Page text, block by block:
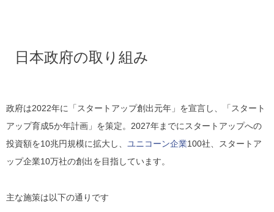
日本政府の取り組み
政府は2022年に「スタートアップ創出元年」を宣言し、「スタート
アップ育成5か年計画」を策定。2027年までにスタートアップへの
投資額を10兆円規模に拡大し、 ユニコーン企業100社、スタートア
ップ企業10万社の創出を目指しています。
主な施策は以下の通りです